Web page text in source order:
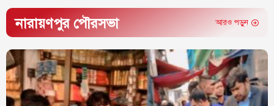
নারায়ণপুর পৌরসভা আরও পড়ুন